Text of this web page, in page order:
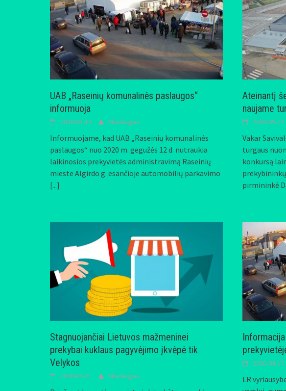
UAB „Raseinių komunalinės paslaugos“
informuoja
2020-05-13 Mindaugas
Informuojame, kad UAB „Raseinių komunalinės
paslaugos“ nuo 2020 m. gegužės 12 d. nutraukia
laikinosios prekyvietės administravimą Raseinių
mieste Algirdo g. esančioje automobilių parkavimo
[...]
Ateinantį
naujame
2020-05-12
Vakar
turgaus
konkursą
pirmininkė
Stagnuojančiai Lietuvos mažmeninei
prekybai kuklaus pagyvėjimo įkvėpė tik
Velykos
2020-04-21 Mindaugas
2020-04-17
LR